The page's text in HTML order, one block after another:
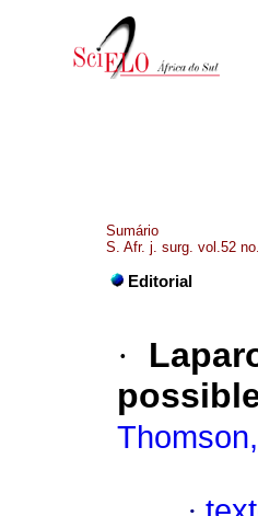
Sumário
S. Afr. j. surg. vol.52
Editorial
·